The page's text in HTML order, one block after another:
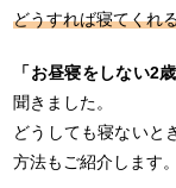
どうすれば寝てくれ
「お昼寝をしない2
聞きました。
どうしても寝ないと
方法もご紹介します。